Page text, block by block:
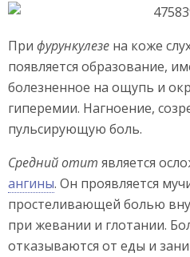
При фурункулезе на коже
появляется образование,
болезненное на ощупь и
гиперемии. Нагноение,
пульсирующую боль.
Средний отит является
ангины. Он проявляется
простеливающей болью
при жевании и глотании.
отказываются от еды и